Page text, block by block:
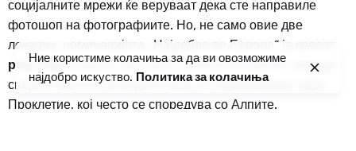
социјалните мрежи ќе веруваат дека сте направиле
фотошоп на фотографиите. Но, не само овие две
локации, номинацијата „Најдобра во Европа“ ја красат
река Тара, која се нарекува „Солза на Европа“ поради
својата чистота на водата, како и Националниот парк
Проклетие, кој често се споредува со Алпите.
Ние користиме колачиња за да ви овозможиме
најдобро искуство. Политика за колачиња